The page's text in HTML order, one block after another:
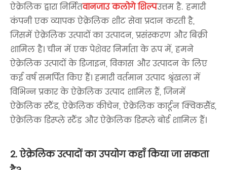
ऐक्रेलिक द्वारा निर्मितवानजाउ कलोगे शिल्पउत्तम है. हमारी
कंपनी एक व्यापक ऐक्रेलिक शीट सेवा प्रदान करती है,
जिसमें ऐक्रेलिक उत्पादों का उत्पादन, प्रसंस्करण और बिक्री
शामिल है। चीन में एक पेशेवर निर्माता के रूप में, हमने
ऐक्रेलिक उत्पादों के डिजाइन, विकास और उत्पादन के लिए
कई वर्ष समर्पित किए हैं। हमारी वर्तमान उत्पाद श्रृंखला में
विभिन्न प्रकार के ऐक्रेलिक उत्पाद शामिल हैं, जिनमें
ऐक्रेलिक स्टैंड, ऐक्रेलिक कीचेन, ऐक्रेलिक कार्टून क्विकसैंड,
ऐक्रेलिक डिस्प्ले स्टैंड और ऐक्रेलिक डिस्प्ले बोर्ड शामिल हैं।
2. ऐक्रेलिक उत्पादों का उपयोग कहाँ किया जा सकता